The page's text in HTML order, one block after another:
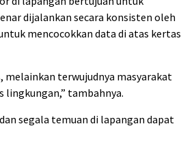
dijalankan secara konsisten oleh
mencocokkan data di atas kertas
terwujudnya masyarakat
lingkungan,” tambahnya.
segala temuan di lapangan dapat